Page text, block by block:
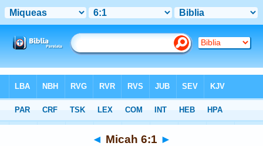
Hebrew> Micah 6:1
◄ Micah 6:1 ►